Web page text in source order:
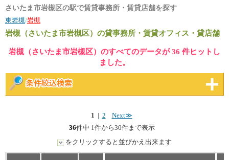
さいたま市岩槻区の駅で賃貸事務所・賃貸店舗を探す
東岩槻/岩槻
岩槻（さいたま市岩槻区） の貸事務所・賃貸オフィス・貸店舗
岩槻（さいたま市岩槻区）のすべてのデータが 36 件ヒットし
ました。
1 2
Next≫
36件中 1件から30件まで表示
をクリックすると並びかえ出来ます